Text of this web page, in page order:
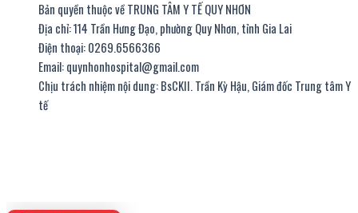
Bản quyền thuộc về TRUNG TÂM Y TẾ QUY NHƠN
Địa chỉ: 114 Trần Hưng Đạo, phường Quy Nhơn, tỉnh Gia Lai
Điện thoại: 0269.6566366
Email: quynhonhospital@gmail.com
Chịu trách nhiệm nội dung: BsCKII. Trần Kỳ Hậu, Giám đốc Trung tâm Y
tế